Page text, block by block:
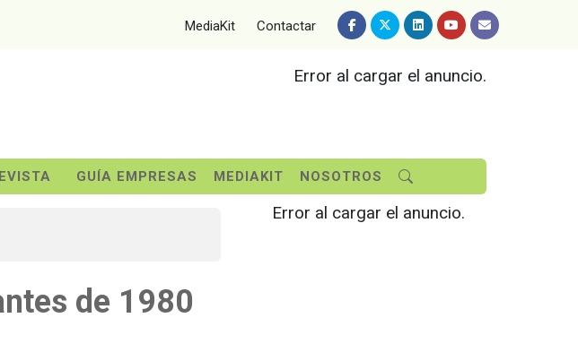
MediaKit Contactar
Error al cargar el anuncio.
GUÍA EMPRESAS MEDIAKIT NOSOTROS
de 1980
Error al cargar el anuncio.